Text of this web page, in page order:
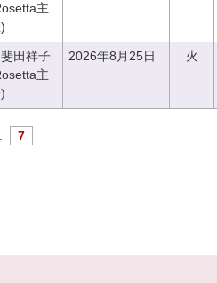
主
田祥子
主
2026年8月25日 火
7